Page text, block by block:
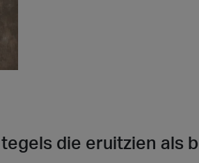
die eruitzien als